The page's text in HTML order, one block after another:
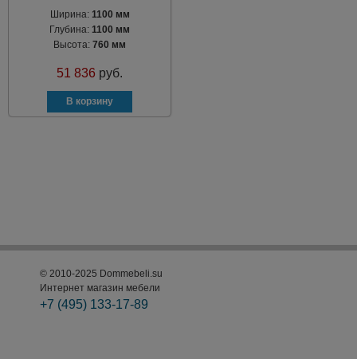
Ширина: 1100 мм
Глубина:1100 мм
Высота:760 мм
51 836 руб.
© 2010-2025 Dommebeli.su
Интернет магазин мебели
+7 (495) 133-17-89